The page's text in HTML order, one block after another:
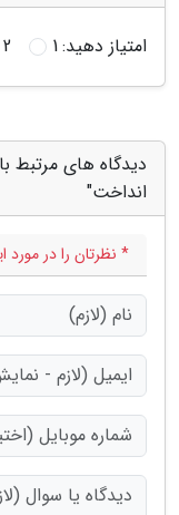
امتیاز دهید:1
2
دیدگاه های مرتبط
انداخت"
* نظرتان را در مورد